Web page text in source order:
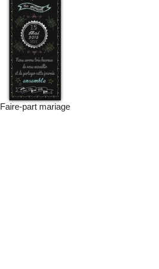
Faire-part mariage